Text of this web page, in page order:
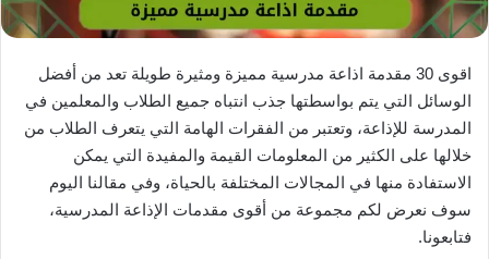
اقوى 30 مقدمة اذاعة مدرسية مميزة ومثيرة طويلة تعد من أفضل
الوسائل التي يتم بواسطتها جذب انتباه جميع الطلاب والمعلمين في
المدرسة للإذاعة، وتعتبر من الفقرات الهامة التي يتعرف الطلاب من
خلالها على الكثير من المعلومات القيمة والمفيدة التي يمكن
الاستفادة منها في المجالات المختلفة بالحياة، وفي مقالنا اليوم
سوف نعرض لكم مجموعة من أقوى مقدمات الإذاعة المدرسية،
فتابعونا.